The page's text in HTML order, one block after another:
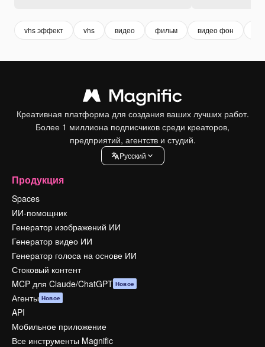
vhs эффект vhs видео фильм видео фон
Креативная платформа для создания ваших лучших работ.
Более 1 миллиона подписчиков среди креаторов,
предприятий, агентств и студий.
Pусский
Продукция
Spaces
ИИ-помощник
Генератор изображений ИИ
Генератор видео ИИ
Генератор голоса на основе ИИ
Стоковый контент
MCP для Claude/ChatGPT Новое
Агенты Новое
API
Мобильное приложение
Все инструменты Magnific